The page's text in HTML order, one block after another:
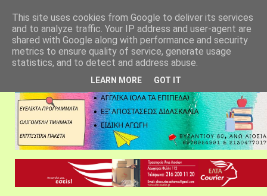
This site uses cookies from Google to deliver its services
and to analyze traffic. Your IP address and user-agent are
shared with Google along with performance and security
metrics to ensure quality of service, generate usage
statistics, and to detect and address abuse.
LEARN MORE GOT IT